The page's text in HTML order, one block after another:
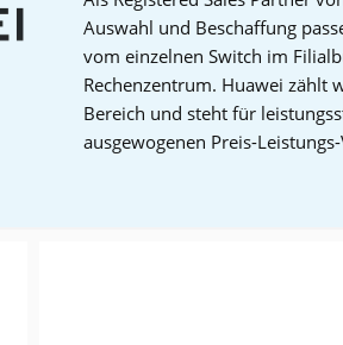
Auswahl und Beschaffung
vom einzelnen Switch im
Rechenzentrum. Huawei zählt
Bereich und steht für
ausgewogenen Preis-